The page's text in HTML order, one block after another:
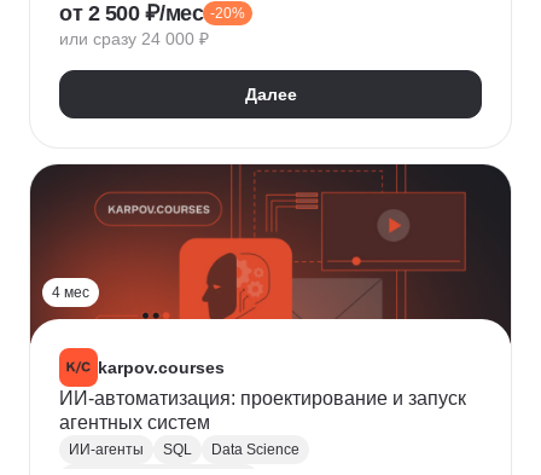
Нейронные сети
RAG
от 2 500 ₽/мес -20%
или сразу 24 000 ₽
Далее
4 мес
karpov.courses
ИИ-автоматизация: проектирование и запуск
агентных систем
ИИ-агенты SQL
Data Science